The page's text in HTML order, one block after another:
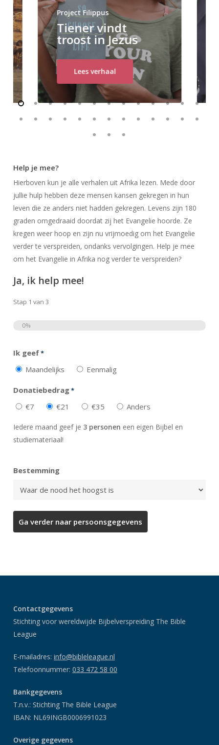
Project Filippus
Tiener vindt
troost in Jezus
Lees verhaal
Help je mee?
Hierboven kun je alle verhalen uit Afrika lezen. Mede door
jullie hulp hebben deze mensen kansen gekregen in hun
leven die ze anders niet hadden gekregen. Levens zijn 180
graden omgedraaid doordat zij het Evangelie hoorde. Ze
kregen weer hoop en zijn nu vrijmoedig om het Evangelie
verder te verspreiden, ondanks vervolgingen. Help je mee
om het Evangelie in Afrika nog verder te verspreiden?
Ja, ik help mee!
Stap 1 van 3
0%
Ik geef*
Maandelijks Eenmalig
Donatiebedrag*
€7 €21 €35 Anders
Iedere maand geef je 3 personen een eigen Bijbel en
studiemateriaal!
Bestemming
Contactgegevens
Stichting voor wereldwijde Bijbelverspreiding The Bible
League
E-mailadres: info@bibleleague.nl
Telefoonnummer: 033 472 58 00
Bankgegevens
T.n.v.: Stichting The Bible League
IBAN: NL69INGB0006991023
Overige gegevens